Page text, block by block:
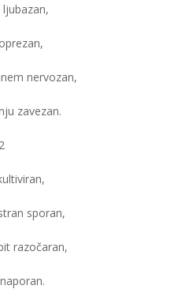
nervozan,
zavezan.
2
sporan,
razočaran,